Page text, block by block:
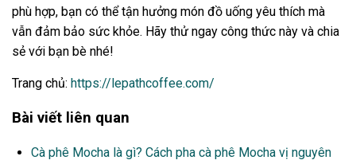
phù hợp, bạn có thể tận hưởng món đồ uống yêu thích mà
vẫn đảm bảo sức khỏe. Hãy thử ngay công thức này và chia
sẻ với bạn bè nhé!
Trang chủ: https://lepathcoffee.com/
Bài viết liên quan
Cà phê Mocha là gì? Cách pha cà phê Mocha vị nguyên